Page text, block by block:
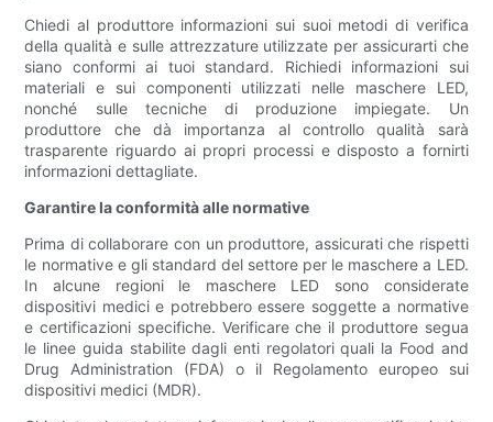
Chiedi al produttore informazioni sui suoi metodi di verifica
della qualità e sulle attrezzature utilizzate per assicurarti che
siano conformi ai tuoi standard. Richiedi informazioni sui
materiali e sui componenti utilizzati nelle maschere LED,
nonché sulle tecniche di produzione impiegate. Un
produttore che dà importanza al controllo qualità sarà
trasparente riguardo ai propri processi e disposto a fornirti
informazioni dettagliate.
Garantire la conformità alle normative
Prima di collaborare con un produttore, assicurati che rispetti
le normative e gli standard del settore per le maschere a LED.
In alcune regioni le maschere LED sono considerate
dispositivi medici e potrebbero essere soggette a normative
e certificazioni specifiche. Verificare che il produttore segua
le linee guida stabilite dagli enti regolatori quali la Food and
Drug Administration (FDA) o il Regolamento europeo sui
dispositivi medici (MDR).